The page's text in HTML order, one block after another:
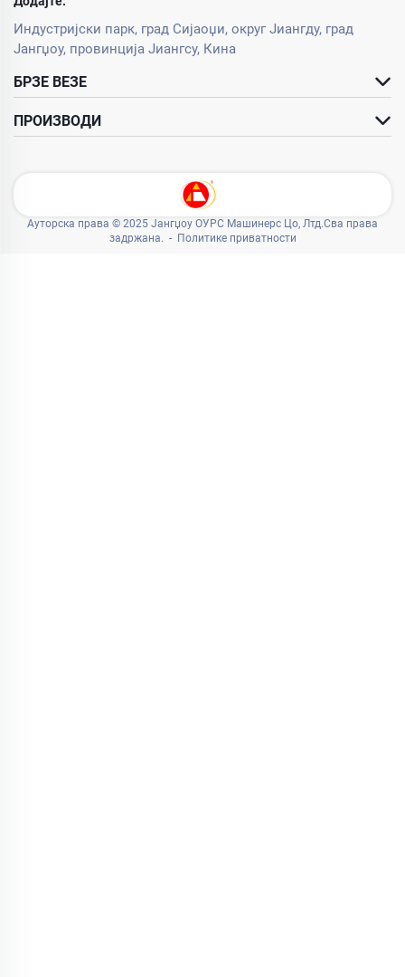
Индустријски парк, град Сијаоџи, округ Јиангду, град
Јангџоу, провинција Јиангсу, Кина
БРЗЕ ВЕЗЕ
ПРОИЗВОДИ
Ауторска права © 2025 Јангџоу ОУРС Машинерс Цо, Лтд.Сва права
задржана. - Политике приватности